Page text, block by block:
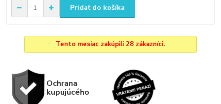
Pridať do košíka
Tento mesiac zakúpili 28 zákazníci.
Ochrana
kupujúcého